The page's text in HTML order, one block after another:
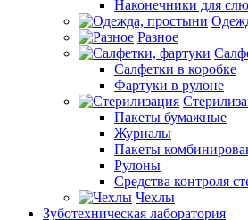
Наконечники для
Разное
Салфетки в коробке
Фартуки в рулоне
Пакеты бумажные
Журналы
Пакеты
Рулоны
Средства контроля
Чехлы
Зуботехническая лаборатория